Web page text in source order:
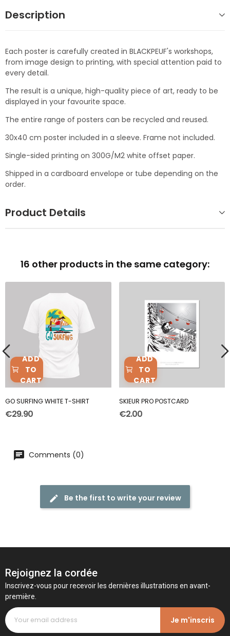
Description
Each poster is carefully created in BLACKPEUF's workshops,
from image design to printing, with special attention paid to
every detail.
The result is a unique, high-quality piece of art, ready to be
displayed in your favourite space.
The entire range of posters can be recycled and reused.
30x40 cm poster included in a sleeve. Frame not included.
Single-sided printing on 300G/M2 white offset paper.
Shipped in a cardboard envelope or tube depending on the
order.
Product Details
16 other products in the same category:
ADD
TO
CART
GO SURFING WHITE T-SHIRT
€29.90
ADD
TO
CART
SKIEUR PRO POSTCARD
€2.00
Comments (0)
Be the first to write your review
Rejoignez la cordée
Inscrivez-vous pour recevoir les dernières illustrations en avant-
première.
Je m'inscris